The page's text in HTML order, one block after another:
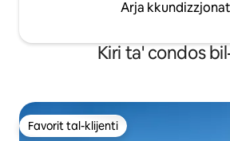
Arja
Kiri ta' condos
Favorit tal-klijenti
Favorit tal-klijenti